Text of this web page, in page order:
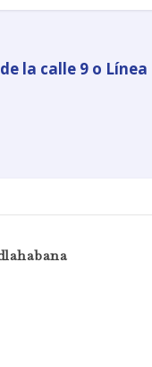
la calle 9 o Línea